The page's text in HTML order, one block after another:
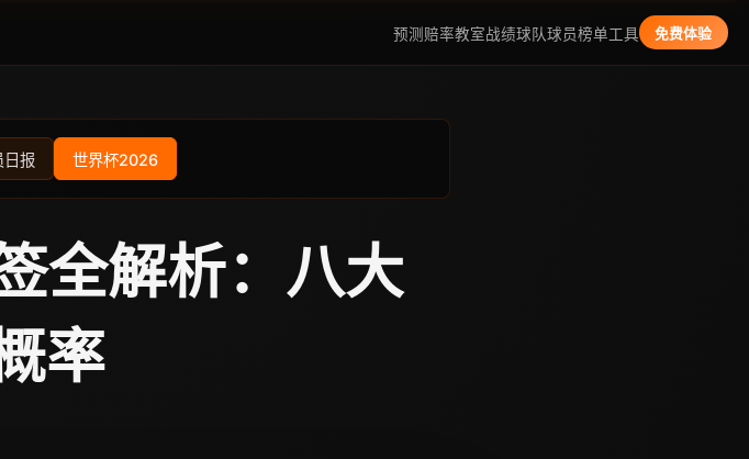
预测赔率教室战绩球队球员榜单工具 免费体验
日报 世界杯2026
全解析：八大
率